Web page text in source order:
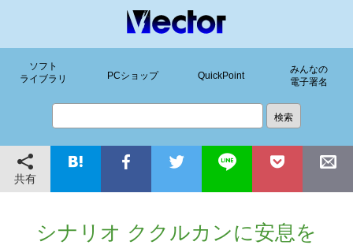
ソフト
ライブラリ
PCショップ QuickPoint
みんなの
電子署名
共有
シナリオ ククルカンに安息を